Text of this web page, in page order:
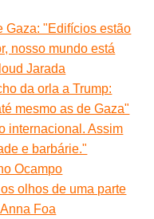
Gaza: "Edifícios estão
nosso mundo está
Jarada
da orla a Trump:
mesmo as de Gaza"
internacional. Assim
e barbárie."
Ocampo
olhos de uma parte
Foa